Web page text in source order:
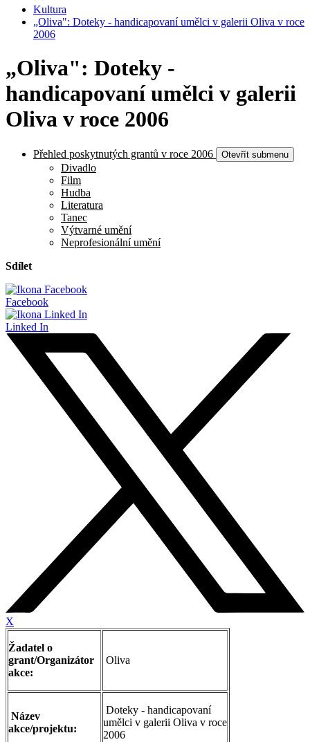
Kultura
„Oliva": Doteky - handicapovaní umělci v galerii Oliva v roce
2006
„Oliva": Doteky -
handicapovaní umělci v galerii
Oliva v roce 2006
Přehled poskytnutých grantů v roce 2006 Otevřít submenu
Divadlo
Film
Hudba
Literatura
Tanec
Výtvarné umění
Neprofesionální umění
Sdílet
Facebook
Linked In
X
Žadatel o
grant/Organizátor
akce:
Oliva
Název
akce/projektu:
Doteky - handicapovaní
umělci v galerii Oliva v roce
2006